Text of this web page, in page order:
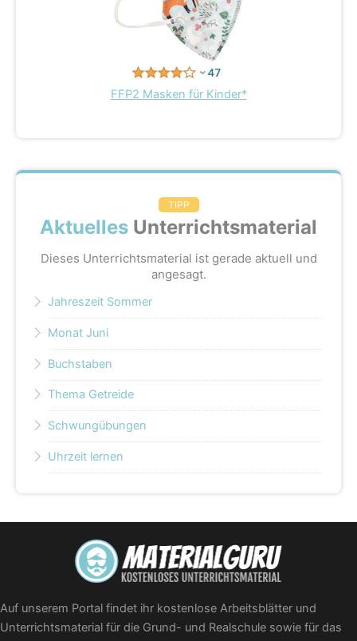
FFP2 Masken für Kinder*
TIPP
Aktuelles Unterrichtsmaterial
Dieses Unterrichtsmaterial ist gerade aktuell und
angesagt.
Jahreszeit Sommer
Monat Juni
Buchstaben
Thema Getreide
Schwungübungen
Uhrzeit lernen
Auf unserem Portal findet ihr kostenlose Arbeitsblätter und
Unterrichtsmaterial für die Grund- und Realschule sowie für das